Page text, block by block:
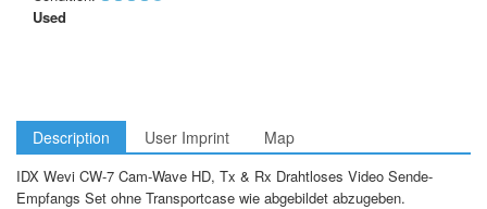
Used
Description User Imprint Map
IDX Wevi CW-7 Cam-Wave HD, Tx & Rx Drahtloses Video Sende-
Empfangs Set ohne Transportcase wie abgebildet abzugeben.